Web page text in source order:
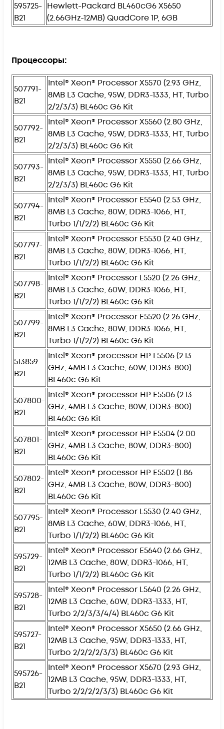
595725-
B21
Hewlett-Packard BL460cG6 X5650
(2.66GHz-12MB) QuadCore 1P, 6GB
Процессоры:
507791-
B21
Intel® Xeon® Processor X5570 (2.93 GHz,
8MB L3 Cache, 95W, DDR3-1333, HT, Turbo
2/2/3/3) BL460c G6 Kit
507792-
B21
Intel® Xeon® Processor X5560 (2.80 GHz,
8MB L3 Cache, 95W, DDR3-1333, HT, Turbo
2/2/3/3) BL460c G6 Kit
507793-
B21
Intel® Xeon® Processor X5550 (2.66 GHz,
8MB L3 Cache, 95W, DDR3-1333, HT, Turbo
2/2/3/3) BL460c G6 Kit
507794-
B21
Intel® Xeon® Processor E5540 (2.53 GHz,
8MB L3 Cache, 80W, DDR3-1066, HT,
Turbo 1/1/2/2) BL460c G6 Kit
507797-
B21
Intel® Xeon® Processor E5530 (2.40 GHz,
8MB L3 Cache, 80W, DDR3-1066, HT,
Turbo 1/1/2/2) BL460c G6 Kit
507798-
B21
Intel® Xeon® Processor L5520 (2.26 GHz,
8MB L3 Cache, 60W, DDR3-1066, HT,
Turbo 1/1/2/2) BL460c G6 Kit
507799-
B21
Intel® Xeon® Processor E5520 (2.26 GHz,
8MB L3 Cache, 80W, DDR3-1066, HT,
Turbo 1/1/2/2) BL460c G6 Kit
513859-
B21
Intel® Xeon® processor HP L5506 (2.13
GHz, 4MB L3 Cache, 60W, DDR3-800)
BL460c G6 Kit
507800-
B21
Intel® Xeon® processor HP E5506 (2.13
GHz, 4MB L3 Cache, 80W, DDR3-800)
BL460c G6 Kit
507801-
B21
Intel® Xeon® processor HP E5504 (2.00
GHz, 4MB L3 Cache, 80W, DDR3-800)
BL460c G6 Kit
507802-
B21
Intel® Xeon® processor HP E5502 (1.86
GHz, 4MB L3 Cache, 80W, DDR3-800)
BL460c G6 Kit
507795-
B21
Intel® Xeon® Processor L5530 (2.40 GHz,
8MB L3 Cache, 60W, DDR3-1066, HT,
Turbo 1/1/2/2) BL460c G6 Kit
595729-
B21
Intel® Xeon® Processor E5640 (2.66 GHz,
12MB L3 Cache, 80W, DDR3-1066, HT,
Turbo 1/1/2/2) BL460c G6 Kit
595728-
B21
Intel® Xeon® Processor L5640 (2.26 GHz,
12MB L3 Cache, 60W, DDR3-1333, HT,
Turbo 2/2/3/3/4/4) BL460c G6 Kit
595727-
B21
Intel® Xeon® Processor X5650 (2.66 GHz,
12MB L3 Cache, 95W, DDR3-1333, HT,
Turbo 2/2/2/2/3/3) BL460c G6 Kit
595726-
B21
Intel® Xeon® Processor X5670 (2.93 GHz,
12MB L3 Cache, 95W, DDR3-1333, HT,
Turbo 2/2/2/2/3/3) BL460c G6 Kit